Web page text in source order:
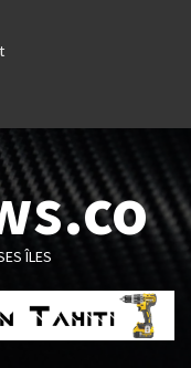
ÎLES